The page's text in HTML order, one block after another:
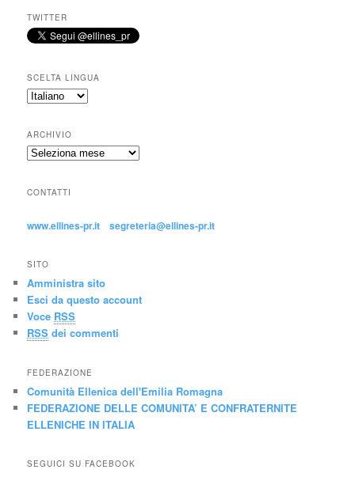
TWITTER
SCELTA LINGUA
ARCHIVIO
CONTATTI
www.ellines-pr.it segreteria@ellines-pr.it
SITO
Amministra sito
Esci da questo account
Voce RSS
RSS dei commenti
FEDERAZIONE
Comunità Ellenica dell'Emilia Romagna
FEDERAZIONE DELLE COMUNITA’ E CONFRATERNITE
ELLENICHE IN ITALIA
SEGUICI SU FACEBOOK